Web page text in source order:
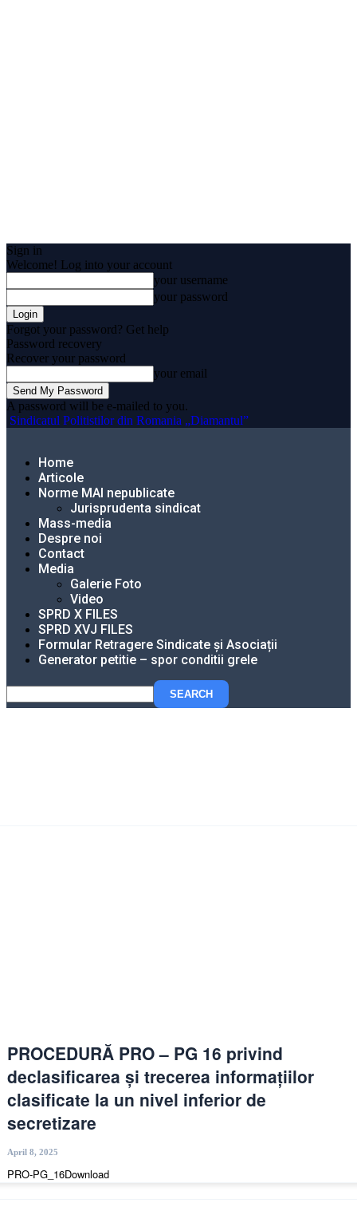
Sign in
Welcome! Log into your account
your username
your password
Forgot your password? Get help
Password recovery
Recover your password
your email
A password will be e-mailed to you.
Sindicatul Politistilor din Romania „Diamantul”
Home
Articole
Norme MAI nepublicate
Jurisprudenta sindicat
Mass-media
Despre noi
Contact
Media
Galerie Foto
Video
SPRD X FILES
SPRD XVJ FILES
Formular Retragere Sindicate și Asociații
Generator petitie – spor conditii grele
PROCEDURĂ PRO – PG 16 privind
declasificarea și trecerea informațiilor
clasificate la un nivel inferior de
secretizare
April 8, 2025
PRO-PG_16Download